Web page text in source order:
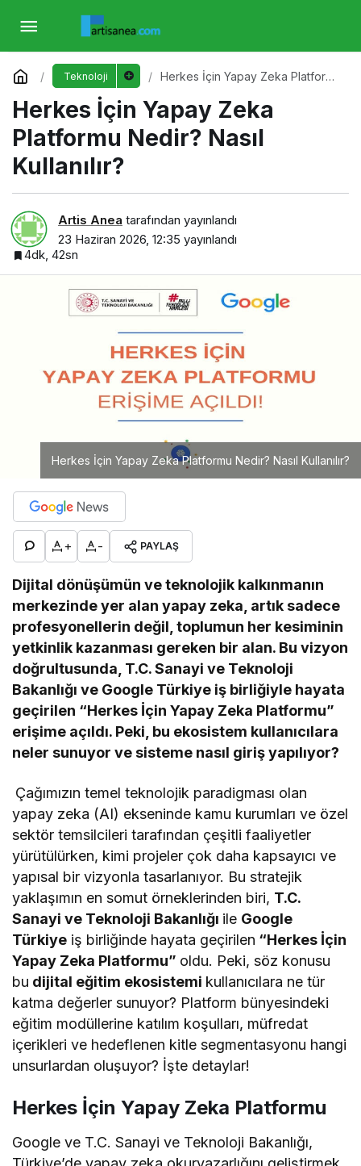
Teknoloji
Herkes İçin Yapay Zeka Platformu
Herkes İçin Yapay Zeka
Platformu Nedir? Nasıl
Kullanılır?
Artis Anea tarafından yayınlandı
23 Haziran 2026, 12:35 yayınlandı
4dk, 42sn
Herkes İçin Yapay Zeka Platformu Nedir? Nasıl Kullanılır?
+ - PAYLAŞ
Dijital dönüşümün ve teknolojik kalkınmanın
merkezinde yer alan yapay zeka, artık sadece
profesyonellerin değil, toplumun her kesiminin
yetkinlik kazanması gereken bir alan. Bu vizyon
doğrultusunda, T.C. Sanayi ve Teknoloji
Bakanlığı ve Google Türkiye iş birliğiyle hayata
geçirilen “Herkes İçin Yapay Zeka Platformu”
erişime açıldı. Peki, bu ekosistem kullanıcılara
neler sunuyor ve sisteme nasıl giriş yapılıyor?
Çağımızın temel teknolojik paradigması olan
yapay zeka (AI) ekseninde kamu kurumları ve özel
sektör temsilcileri tarafından çeşitli faaliyetler
yürütülürken, kimi projeler çok daha kapsayıcı ve
yapısal bir vizyonla tasarlanıyor. Bu stratejik
yaklaşımın en somut örneklerinden biri, T.C.
Sanayi ve Teknoloji Bakanlığı ile Google
Türkiye iş birliğinde hayata geçirilen “Herkes İçin
Yapay Zeka Platformu” oldu. Peki, söz konusu
bu dijital eğitim ekosistemi kullanıcılara ne tür
katma değerler sunuyor? Platform bünyesindeki
eğitim modüllerine katılım koşulları, müfredat
içerikleri ve hedeflenen kitle segmentasyonu hangi
unsurlardan oluşuyor? İşte detaylar!
Herkes İçin Yapay Zeka Platformu
Google ve T.C. Sanayi ve Teknoloji Bakanlığı,
Herkes İçin Yapay Zeka Platformu Nedir?
Nasıl Kullanılır?
Yorum Yap